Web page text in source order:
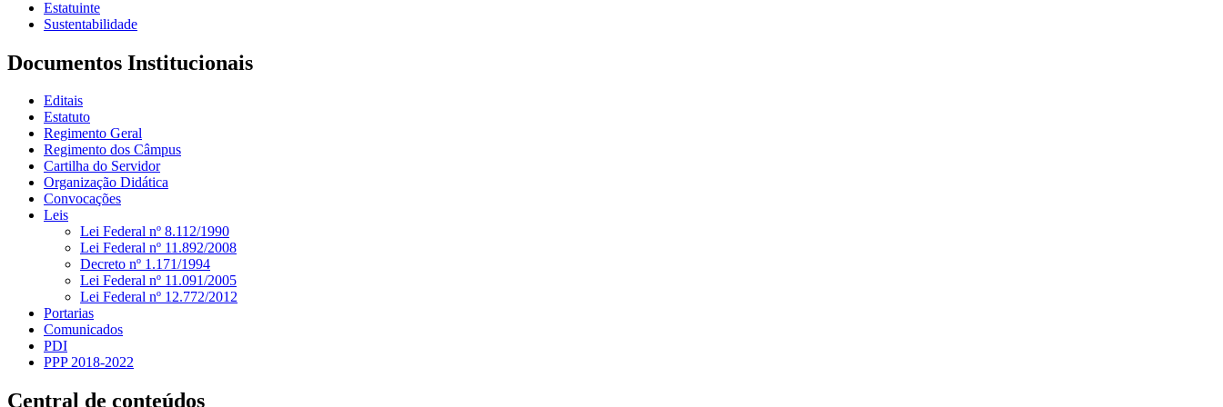
Estatuinte
Sustentabilidade
Documentos Institucionais
Editais
Estatuto
Regimento Geral
Regimento dos Câmpus
Cartilha do Servidor
Organização Didática
Convocações
Leis
Lei Federal nº 8.112/1990
Lei Federal nº 11.892/2008
Decreto nº 1.171/1994
Lei Federal nº 11.091/2005
Lei Federal nº 12.772/2012
Portarias
Comunicados
PDI
PPP 2018-2022
Central de conteúdos